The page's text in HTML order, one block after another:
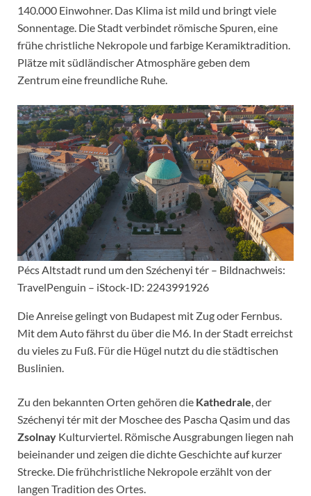
140.000 Einwohner. Das Klima ist mild und bringt viele
Sonnentage. Die Stadt verbindet römische Spuren, eine
frühe christliche Nekropole und farbige Keramiktradition.
Plätze mit südländischer Atmosphäre geben dem
Zentrum eine freundliche Ruhe.
Pécs Altstadt rund um den Széchenyi tér – Bildnachweis:
TravelPenguin – iStock-ID: 2243991926
Die Anreise gelingt von Budapest mit Zug oder Fernbus.
Mit dem Auto fährst du über die M6. In der Stadt erreichst
du vieles zu Fuß. Für die Hügel nutzt du die städtischen
Buslinien.
Zu den bekannten Orten gehören die Kathedrale, der
Széchenyi tér mit der Moschee des Pascha Qasim und das
Zsolnay Kulturviertel. Römische Ausgrabungen liegen nah
beieinander und zeigen die dichte Geschichte auf kurzer
Strecke. Die frühchristliche Nekropole erzählt von der
langen Tradition des Ortes.